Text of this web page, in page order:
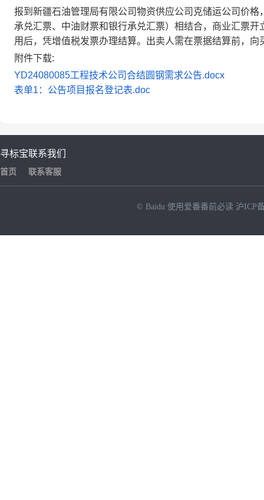
报到新疆石油管理局有限公司物资供应公司克储运公司价
承兑汇票、中油财票和银行承兑汇票）相结合，商业汇票
用后，凭增值税发票办理结算。出卖人需在票据结算前，
附件下载:
YD24080085工程技术公司合结圆钢需求公告.docx
表单1：公告项目报名登记表.doc
寻标宝
首页
联系我们
联系客服
© Baidu 使用爱番番前必读 沪ICP